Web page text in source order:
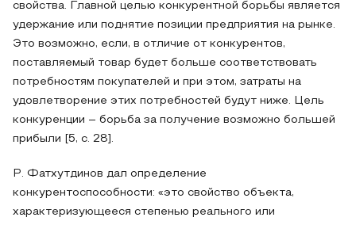
свойства. Главной целью конкурентной борьбы является
удержание или поднятие позиции предприятия на рынке.
Это возможно, если, в отличие от конкурентов,
поставляемый товар будет больше соответствовать
потребностям покупателей и при этом, затраты на
удовлетворение этих потребностей будут ниже. Цель
конкуренции – борьба за получение возможно большей
прибыли [5, с. 28].
Р. Фатхутдинов дал определение
конкурентоспособности: «это свойство объекта,
характеризующееся степенью реального или